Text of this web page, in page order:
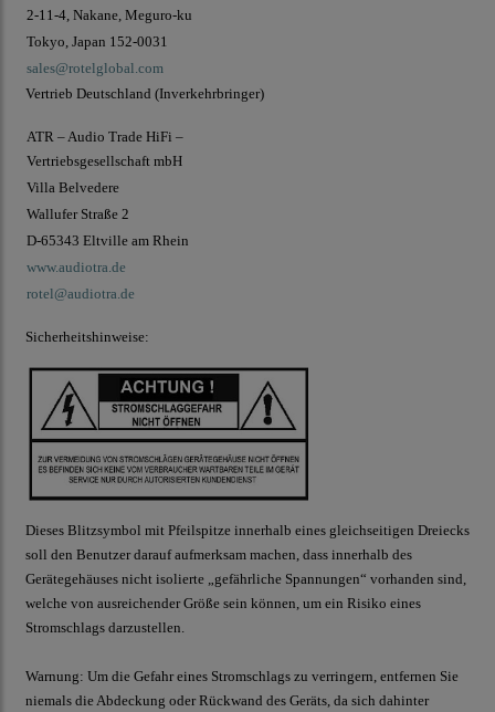
2-11-4, Nakane, Meguro-ku
Tokyo, Japan 152-0031
sales@rotelglobal.com
Vertrieb Deutschland (Inverkehrbringer)
ATR – Audio Trade HiFi –
Vertriebsgesellschaft mbH
Villa Belvedere
Wallufer Straße 2
D-65343 Eltville am Rhein
www.audiotra.de
rotel@audiotra.de
Sicherheitshinweise:
Dieses Blitzsymbol mit Pfeilspitze innerhalb eines gleichseitigen Dreiecks
soll den Benutzer darauf aufmerksam machen, dass innerhalb des
Gerätegehäuses nicht isolierte „gefährliche Spannungen“ vorhanden sind,
welche von ausreichender Größe sein können, um ein Risiko eines
Stromschlags darzustellen.
Warnung: Um die Gefahr eines Stromschlags zu verringern, entfernen Sie
niemals die Abdeckung oder Rückwand des Geräts, da sich dahinter